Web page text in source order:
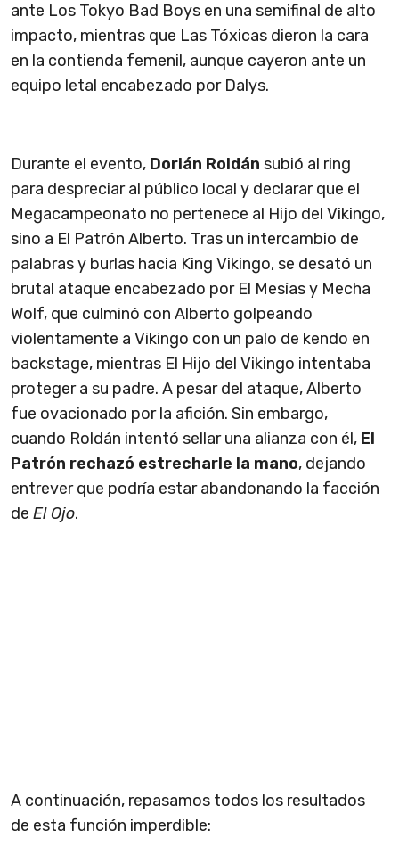
ante Los Tokyo Bad Boys en una semifinal de alto
impacto, mientras que Las Tóxicas dieron la cara
en la contienda femenil, aunque cayeron ante un
equipo letal encabezado por Dalys.
Durante el evento, Dorián Roldán subió al ring
para despreciar al público local y declarar que el
Megacampeonato no pertenece al Hijo del Vikingo,
sino a El Patrón Alberto. Tras un intercambio de
palabras y burlas hacia King Vikingo, se desató un
brutal ataque encabezado por El Mesías y Mecha
Wolf, que culminó con Alberto golpeando
violentamente a Vikingo con un palo de kendo en
backstage, mientras El Hijo del Vikingo intentaba
proteger a su padre. A pesar del ataque, Alberto
fue ovacionado por la afición. Sin embargo,
cuando Roldán intentó sellar una alianza con él, El
Patrón rechazó estrecharle la mano, dejando
entrever que podría estar abandonando la facción
de El Ojo.
A continuación, repasamos todos los resultados
de esta función imperdible: